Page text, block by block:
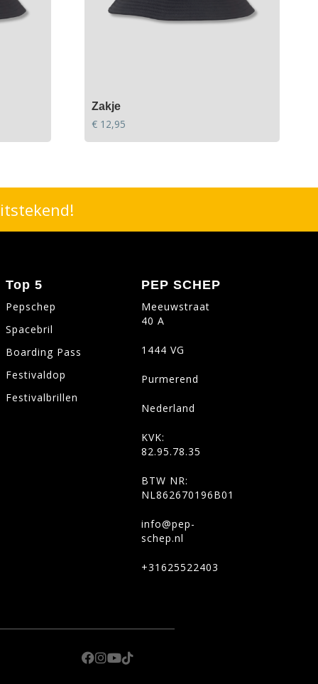
Zakje
€ 12,95
Top 5
Pepschep
Spacebril
Boarding Pass
Festivaldop
Festivalbrillen
PEP SCHEP
Meeuwstraat
40 A
1444 VG
Purmerend
Nederland
KVK:
82.95.78.35
BTW NR:
NL862670196B01
info@pep-
schep.nl
+31625522403